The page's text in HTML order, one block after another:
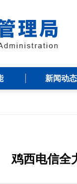
新闻动态
鸡西电信全